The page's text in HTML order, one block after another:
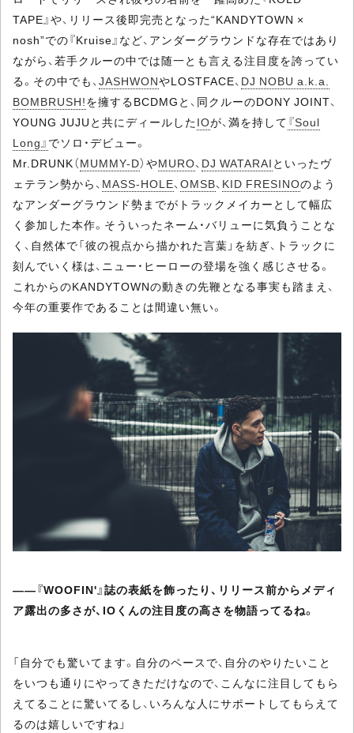
TAPE』や、リリース後即完売となった“KANDYTOWN ×
nosh”での『Kruise』など、アンダーグラウンドな存在ではあり
ながら、若手クルーの中では随一とも言える注目度を誇ってい
る。その中でも、 JASHWONやLOSTFACE、 DJ NOBU a.k.a.
BOMBRUSH!を擁するBCDMGと、同クルーのDONY JOINT、
YOUNG JUJUと共にディールしたIOが、満を持して 『Soul
Long』 でソロ・デビュー。
Mr.DRUNK（MUMMY-D）やMURO、 DJ WATARAI といったヴ
ェテラン勢から、 MASS-HOLE、 OMSB、 KID FRESINOのよう
なアンダーグラウンド勢までがトラックメイカーとして幅広
く参加した本作。そういったネーム・バリューに気負うことな
く、自然体で「彼の視点から描かれた言葉」を紡ぎ、トラックに
刻んでいく様は、ニュー・ヒーローの登場を強く感じさせる。
これからのKANDYTOWNの動きの先鞭となる事実も踏まえ、
今年の重要作であることは間違い無い。
――『WOOFIN'』誌の表紙を飾ったり、リリース前からメディ
ア露出の多さが、IOくんの注目度の高さを物語ってるね。
「自分でも驚いてます。自分のペースで、自分のやりたいこと
をいつも通りにやってきただけなので、こんなに注目してもら
えてることに驚いてるし、いろんな人にサポートしてもらえて
るのは嬉しいですね」